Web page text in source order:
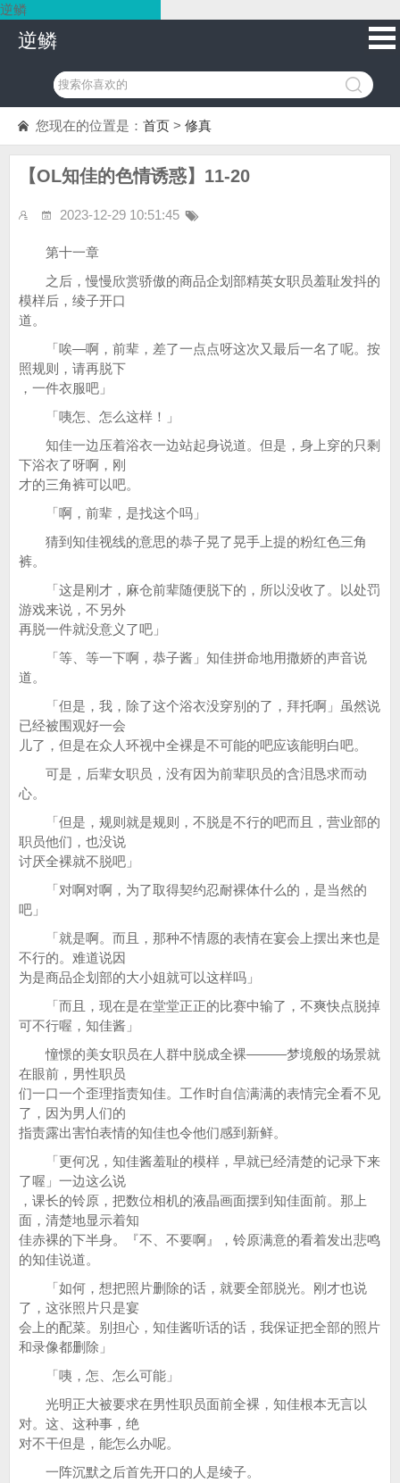
逆鳞
逆鳞
您现在的位置是： 首页 > 修真
【OL知佳的色情诱惑】11-20
2023-12-29 10:51:45
第十一章
之后，慢慢欣赏骄傲的商品企划部精英女职员羞耻发抖的
模样后，绫子开口
道。
「唉—啊，前辈，差了一点点呀这次又最后一名了呢。按
照规则，请再脱下
，一件衣服吧」
「咦怎、怎么这样！」
知佳一边压着浴衣一边站起身说道。但是，身上穿的只剩
下浴衣了呀啊，刚
才的三角裤可以吧。
「啊，前辈，是找这个吗」
猜到知佳视线的意思的恭子晃了晃手上提的粉红色三角
裤。
「这是刚才，麻仓前辈随便脱下的，所以没收了。以处罚
游戏来说，不另外
再脱一件就没意义了吧」
「等、等一下啊，恭子酱」知佳拼命地用撒娇的声音说
道。
「但是，我，除了这个浴衣没穿别的了，拜托啊」虽然说
已经被围观好一会
儿了，但是在众人环视中全裸是不可能的吧应该能明白吧。
可是，后辈女职员，没有因为前辈职员的含泪恳求而动
心。
「但是，规则就是规则，不脱是不行的吧而且，营业部的
职员他们，也没说
讨厌全裸就不脱吧」
「对啊对啊，为了取得契约忍耐裸体什么的，是当然的
吧」
「就是啊。而且，那种不情愿的表情在宴会上摆出来也是
不行的。难道说因
为是商品企划部的大小姐就可以这样吗」
「而且，现在是在堂堂正正的比赛中输了，不爽快点脱掉
可不行喔，知佳酱」
憧憬的美女职员在人群中脱成全裸———梦境般的场景就
在眼前，男性职员
们一口一个歪理指责知佳。工作时自信满满的表情完全看不见
了，因为男人们的
指责露出害怕表情的知佳也令他们感到新鲜。
「更何况，知佳酱羞耻的模样，早就已经清楚的记录下来
了喔」一边这么说
，课长的铃原，把数位相机的液晶画面摆到知佳面前。那上
面，清楚地显示着知
佳赤裸的下半身。『不、不要啊』，铃原满意的看着发出悲鸣
的知佳说道。
「如何，想把照片删除的话，就要全部脱光。刚才也说
了，这张照片只是宴
会上的配菜。别担心，知佳酱听话的话，我保证把全部的照片
和录像都删除」
「咦，怎、怎么可能」
光明正大被要求在男性职员面前全裸，知佳根本无言以
对。这、这种事，绝
对不干但是，能怎么办呢。
一阵沉默之后首先开口的人是绫子。